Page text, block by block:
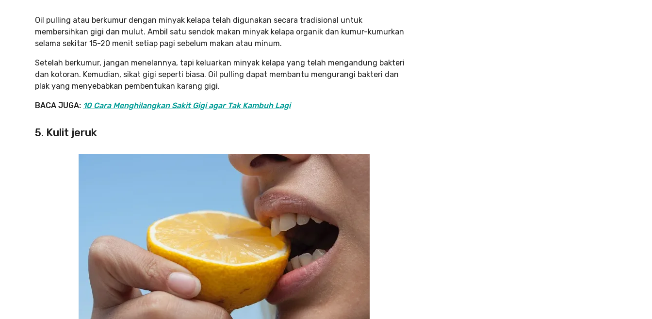
Oil pulling atau berkumur dengan minyak kelapa telah digunakan secara tradisional untuk
membersihkan gigi dan mulut. Ambil satu sendok makan minyak kelapa organik dan kumur-kumurkan
selama sekitar 15-20 menit setiap pagi sebelum makan atau minum.
Setelah berkumur, jangan menelannya, tapi keluarkan minyak kelapa yang telah mengandung bakteri
dan kotoran. Kemudian, sikat gigi seperti biasa. Oil pulling dapat membantu mengurangi bakteri dan
plak yang menyebabkan pembentukan karang gigi.
BACA JUGA: 10 Cara Menghilangkan Sakit Gigi agar Tak Kambuh Lagi
5. Kulit jeruk